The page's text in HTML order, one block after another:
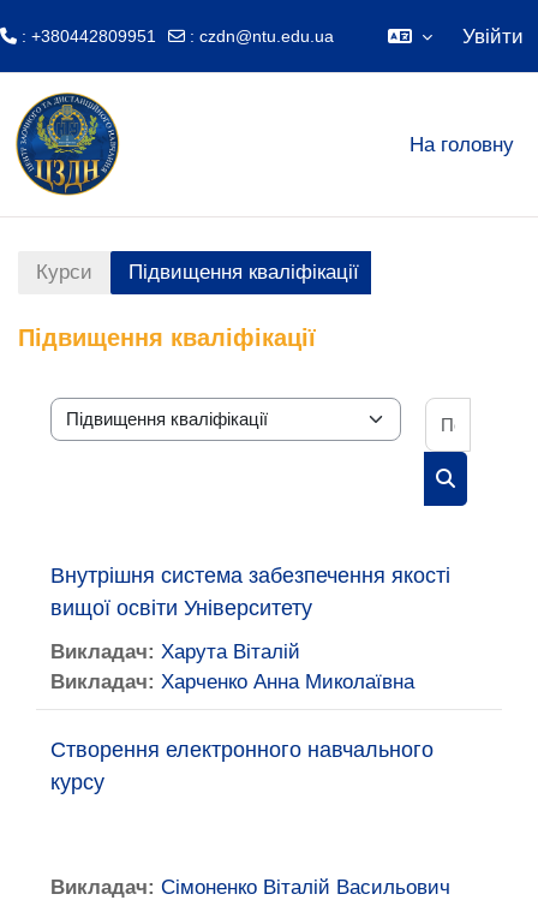
: +380442809951 : czdn@ntu.edu.ua Увійти
На головну
Курси Підвищення кваліфікації
Підвищення кваліфікації
Категорії курсів
Внутрішня система забезпечення якості
вищої освіти Університету
Викладач: Харута Віталій
Викладач: Харченко Анна Миколаївна
Створення електронного навчального
курсу
Викладач: Сімоненко Віталій Васильович